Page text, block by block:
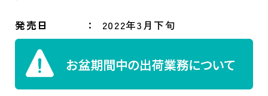
発売日 2022年3月下旬